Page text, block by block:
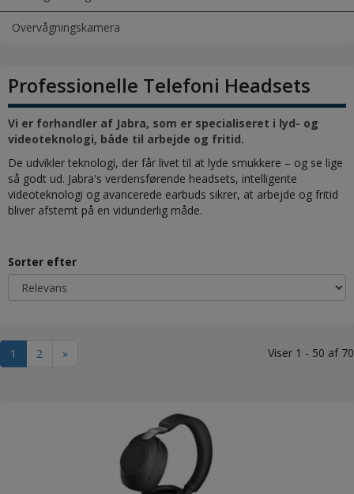
Overvågningskamera
Professionelle Telefoni Headsets
Vi er forhandler af Jabra, som er specialiseret i lyd- og
videoteknologi, både til arbejde og fritid.
De udvikler teknologi, der får livet til at lyde smukkere – og se lige
så godt ud. Jabra's verdensførende headsets, intelligente
videoteknologi og avancerede earbuds sikrer, at arbejde og fritid
bliver afstemt på en vidunderlig måde.
Sorter efter
Viser 1 - 50 af 70
1 2 »